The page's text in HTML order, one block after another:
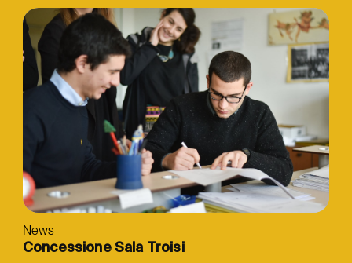
News
Concessione Sala Troisi